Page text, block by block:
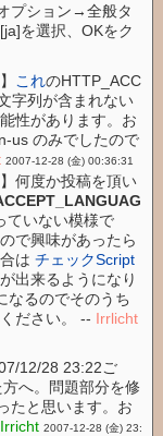
プション→全般タ
を選択、OKをク
これのHTTP_ACC
字列が含まれない
性があります。お
us のみでしたので
2007-12-28 (金) 00:36:31
何度か投稿を頂い
ていない模様で
で興味があったら
合はチェックScript
出来るようになり
なるのでそのうち
ださい。 -- Irrlicht
12/28 23:22ご
へ。問題部分を修
たと思います。お
Irricht 2007-12-28 (金) 23: